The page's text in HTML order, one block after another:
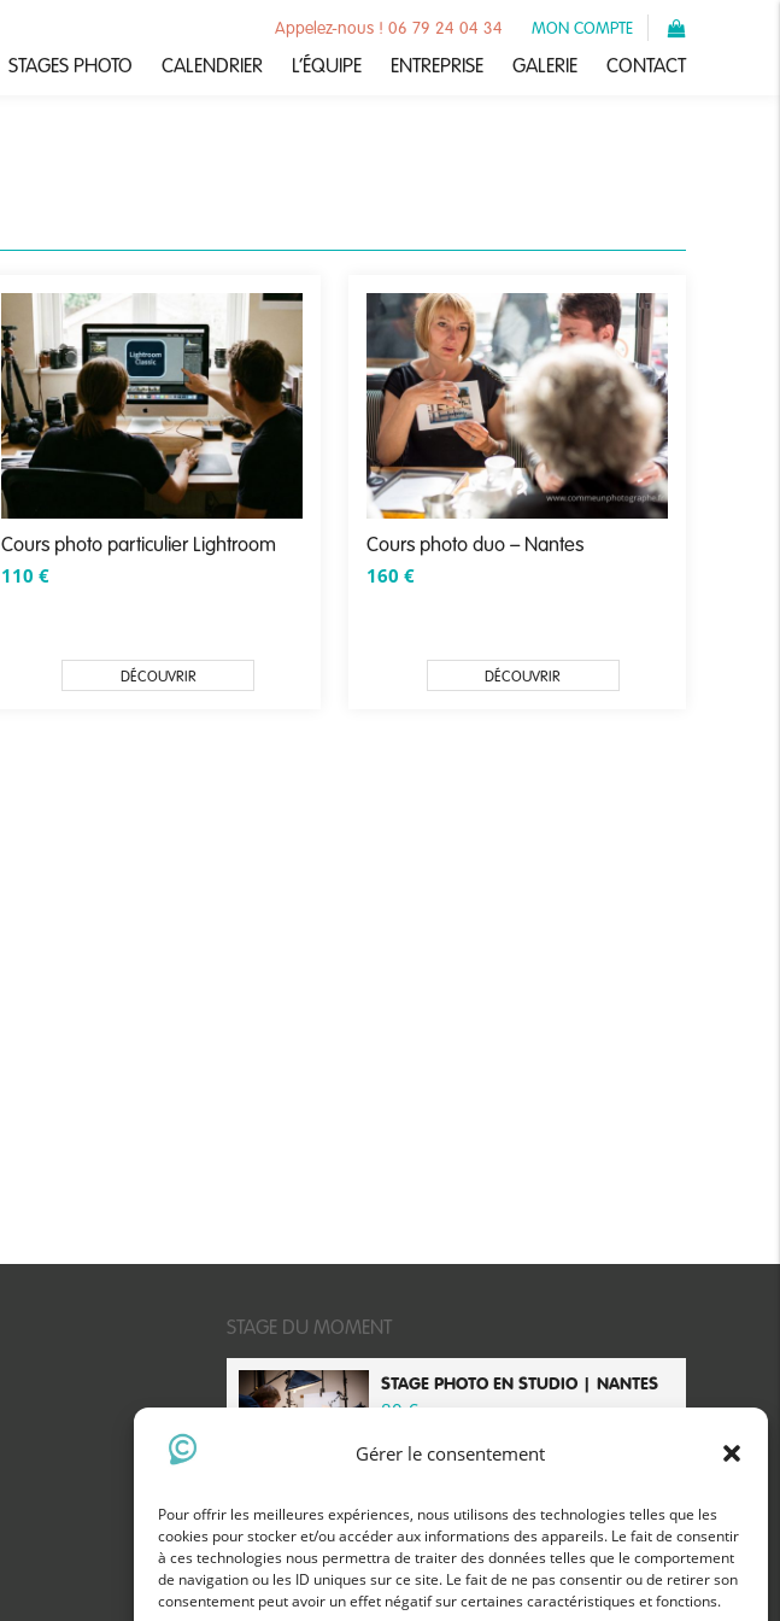
Gérer le consentement
Pour offrir les meilleures expériences, nous utilisons des technologies telles que les
cookies pour stocker et/ou accéder aux informations des appareils. Le fait de consentir
à ces technologies nous permettra de traiter des données telles que le comportement
de navigation ou les ID uniques sur ce site. Le fait de ne pas consentir ou de retirer son
consentement peut avoir un effet négatif sur certaines caractéristiques et fonctions.
Appelez-nous ! 06 79 24 04 34 MON COMPTE
STAGES PHOTO CALENDRIER L’ÉQUIPE ENTREPRISE GALERIE CONTACT
Cours photo particulier Lightroom
110€
DÉCOUVRIR
Cours photo duo – Nantes
160 €
DÉCOUVRIR
STAGE DU MOMENT
STAGE PHOTO EN STUDIO | NANTES
80 €